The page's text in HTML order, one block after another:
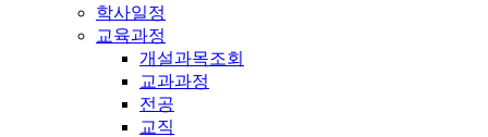
학사일정
교육과정
개설과목조회
교과과정
전공
교직